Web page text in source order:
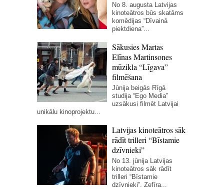
No 8. augusta Latvijas
kinoteātros būs skatāms
komēdijas “Dīvainā
piektdiena”...
Sākusies Martas
Elīnas Martinsones
mūzikla “Līgava”
filmēšana
Jūnija beigās Rīgā
studija “Ego Media”
uzsākusi filmēt Latvijai
unikālu kinoprojektu...
Latvijas kinoteātros sāk
rādīt trilleri “Bīstamie
dzīvnieki”
No 13. jūnija Latvijas
kinoteātros sāk rādīt
trilleri “Bīstamie
dzīvnieki”. Zefīra...